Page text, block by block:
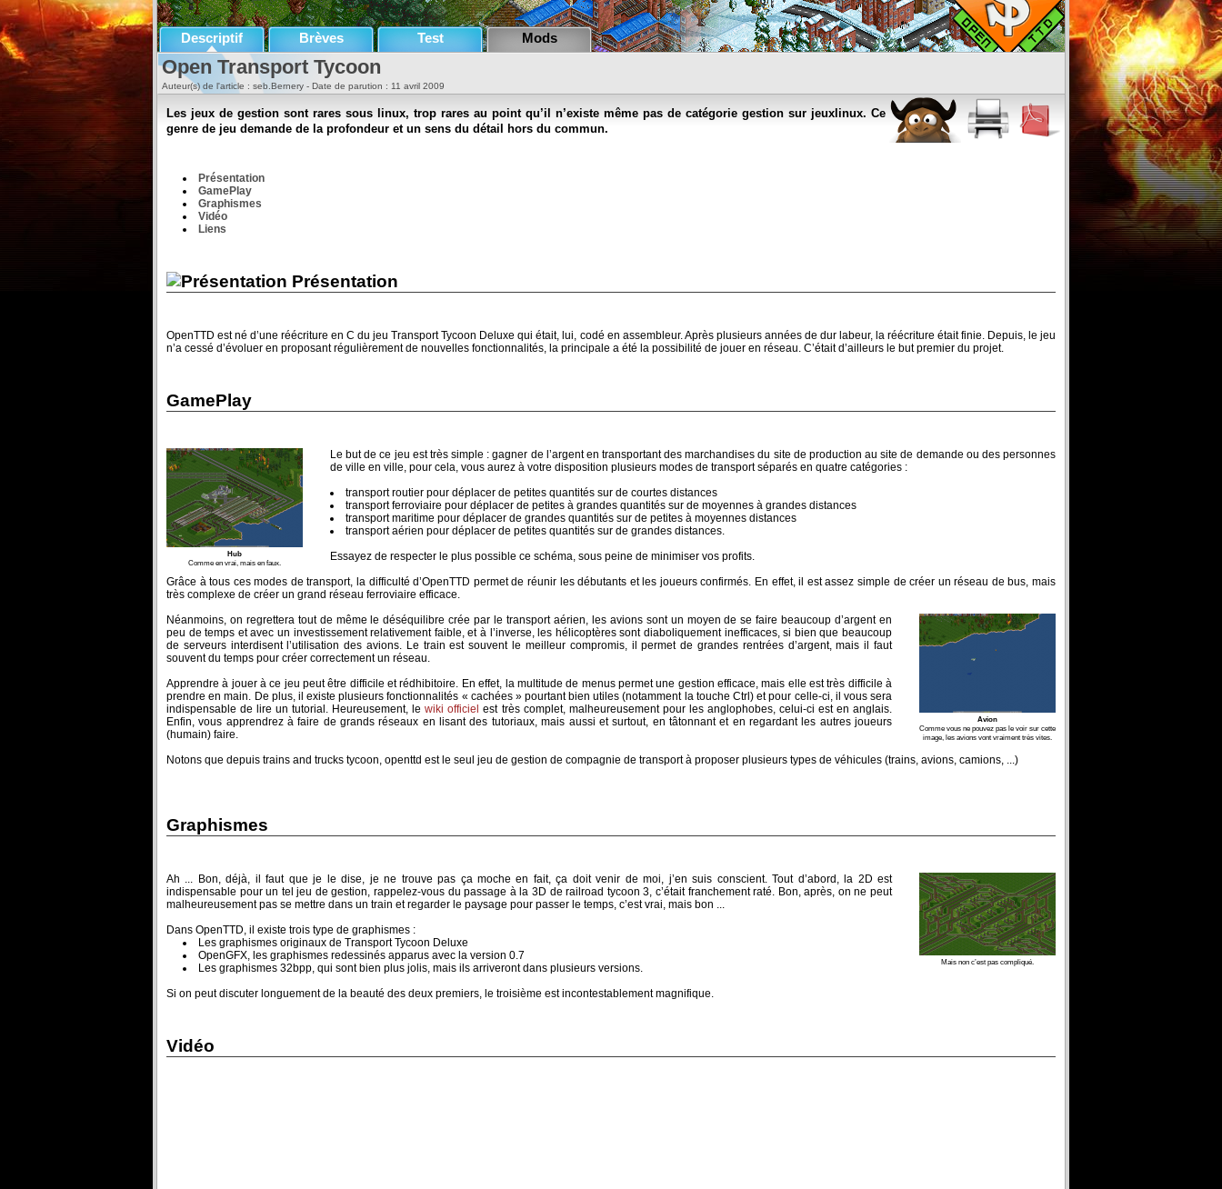
Descriptif Brèves Test Mods
Open Transport Tycoon
Auteur(s) de l'article : seb.Bernery - Date de parution : 11 avril 2009
Les jeux de gestion sont rares sous linux, trop rares au point qu’il n’existe même pas de catégorie gestion sur jeuxlinux. Ce
genre de jeu demande de la profondeur et un sens du détail hors du commun.
Présentation
GamePlay
Graphismes
Vidéo
Liens
Présentation
OpenTTD est né d’une réécriture en C du jeu Transport Tycoon Deluxe qui était, lui, codé en assembleur. Après plusieurs années de dur labeur, la réécriture était finie. Depuis, le jeu
n’a cessé d’évoluer en proposant régulièrement de nouvelles fonctionnalités, la principale a été la possibilité de jouer en réseau. C’était d’ailleurs le but premier du projet.
GamePlay
Hub
Comme en vrai, mais en faux.
Le but de ce jeu est très simple : gagner de l’argent en transportant des marchandises du site de production au site de demande ou des personnes
de ville en ville, pour cela, vous aurez à votre disposition plusieurs modes de transport séparés en quatre catégories :
transport routier pour déplacer de petites quantités sur de courtes distances
transport ferroviaire pour déplacer de petites à grandes quantités sur de moyennes à grandes distances
transport maritime pour déplacer de grandes quantités sur de petites à moyennes distances
transport aérien pour déplacer de petites quantités sur de grandes distances.
Essayez de respecter le plus possible ce schéma, sous peine de minimiser vos profits.
Grâce à tous ces modes de transport, la difficulté d’OpenTTD permet de réunir les débutants et les joueurs confirmés. En effet, il est assez simple de créer un réseau de bus, mais
très complexe de créer un grand réseau ferroviaire efficace.
Avion
Comme vous ne pouvez pas le voir sur cette
image, les avions vont vraiment très vites.
Néanmoins, on regrettera tout de même le déséquilibre crée par le transport aérien, les avions sont un moyen de se faire beaucoup d’argent en
peu de temps et avec un investissement relativement faible, et à l’inverse, les hélicoptères sont diaboliquement inefficaces, si bien que beaucoup
de serveurs interdisent l’utilisation des avions. Le train est souvent le meilleur compromis, il permet de grandes rentrées d’argent, mais il faut
souvent du temps pour créer correctement un réseau.
Apprendre à jouer à ce jeu peut être difficile et rédhibitoire. En effet, la multitude de menus permet une gestion efficace, mais elle est très difficile à
prendre en main. De plus, il existe plusieurs fonctionnalités « cachées » pourtant bien utiles (notamment la touche Ctrl) et pour celle-ci, il vous sera
indispensable de lire un tutorial. Heureusement, lewiki officiel est très complet, malheureusement pour les anglophobes, celui-ci est en anglais.
Enfin, vous apprendrez à faire de grands réseaux en lisant des tutoriaux, mais aussi et surtout, en tâtonnant et en regardant les autres joueurs
(humain) faire.
Notons que depuis trains and trucks tycoon, openttd est le seul jeu de gestion de compagnie de transport à proposer plusieurs types de véhicules (trains, avions, camions, ...)
Graphismes
Mais non c’est pas compliqué.
Ah ... Bon, déjà, il faut que je le dise, je ne trouve pas ça moche en fait, ça doit venir de moi, j’en suis conscient. Tout d’abord, la 2D est
indispensable pour un tel jeu de gestion, rappelez-vous du passage à la 3D de railroad tycoon 3, c’était franchement raté. Bon, après, on ne peut
malheureusement pas se mettre dans un train et regarder le paysage pour passer le temps, c’est vrai, mais bon ...
Dans OpenTTD, il existe trois type de graphismes :
Les graphismes originaux de Transport Tycoon Deluxe
OpenGFX, les graphismes redessinés apparus avec la version 0.7
Les graphismes 32bpp, qui sont bien plus jolis, mais ils arriveront dans plusieurs versions.
Si on peut discuter longuement de la beauté des deux premiers, le troisième est incontestablement magnifique.
Vidéo